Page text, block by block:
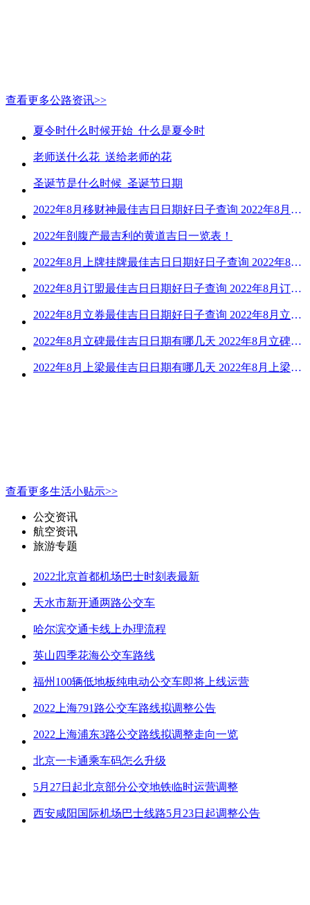
查看更多公路资讯>>
夏令时什么时候开始_什么是夏令时
老师送什么花_送给老师的花
圣诞节是什么时候_圣诞节日期
2022年8月移财神最佳吉日日期好日子查询 2022年8月移财神吉日一览
2022年剖腹产最吉利的黄道吉日一览表！
2022年8月上牌挂牌最佳吉日日期好日子查询 2022年8月上牌吉日精选
2022年8月订盟最佳吉日日期好日子查询 2022年8月订盟黄道吉日一览
2022年8月立券最佳吉日日期好日子查询 2022年8月立券的黄道吉日一览
2022年8月立碑最佳吉日日期有哪几天 2022年8月立碑吉日查询
2022年8月上梁最佳吉日日期有哪几天 2022年8月上梁的黄道吉日
查看更多生活小贴示>>
公交资讯
航空资讯
旅游专题
2022北京首都机场巴士时刻表最新
天水市新开通两路公交车
哈尔滨交通卡线上办理流程
英山四季花海公交车路线
福州100辆低地板纯电动公交车即将上线运营
2022上海791路公交车路线拟调整公告
2022上海浦东3路公交路线拟调整走向一览
北京一卡通乘车码怎么升级
5月27日起北京部分公交地铁临时运营调整
西安咸阳国际机场巴士线路5月23日起调整公告